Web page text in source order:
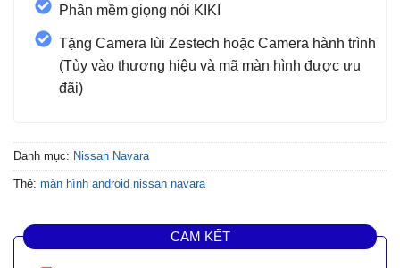
Phần mềm giọng nói KIKI
Tặng Camera lùi Zestech hoặc Camera hành trình
(Tùy vào thương hiệu và mã màn hình được ưu
đãi)
Danh mục: Nissan Navara
Thẻ: màn hình android nissan navara
CAM KẾT